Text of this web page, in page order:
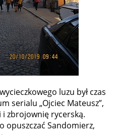
luzu był czas
serialu „Ojciec Mateusz”,
zbrojownię rycerską.
opuszczać Sandomierz,